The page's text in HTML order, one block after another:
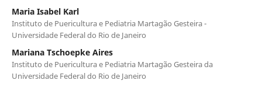
Maria Isabel Karl
Instituto de Puericultura e Pediatria Martagão Gesteira -
Universidade Federal do Rio de Janeiro
Mariana Tschoepke Aires
Instituto de Puericultura e Pediatria Martagão Gesteira da
Universidade Federal do Rio de Janeiro